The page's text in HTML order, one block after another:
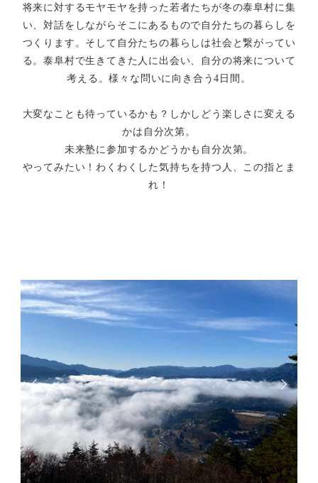
将来に対するモヤモヤを持った若者たちが冬の泰阜村に集
い、対話をしながらそこにあるもので自分たちの暮らしを
つくります。そして自分たちの暮らしは社会と繋がってい
る。泰阜村で生きてきた人に出会い、自分の将来について
考える。様々な問いに向き合う4日間。
大変なことも待っているかも？しかしどう楽しさに変える
かは自分次第。
未来塾に参加するかどうかも自分次第。
やってみたい！わくわくした気持ちを持つ人、この指とま
れ！